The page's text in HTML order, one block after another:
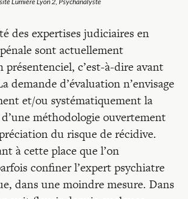
des expertises judiciaires en
sont actuellement
présentenciel, c’est-à-dire avant
demande d’évaluation n’envisage
et/ou systématiquement la
méthodologie ouvertement
du risque de récidive.
à cette place que l’on
confiner l’expert psychiatre
dans une moindre mesure. Dans